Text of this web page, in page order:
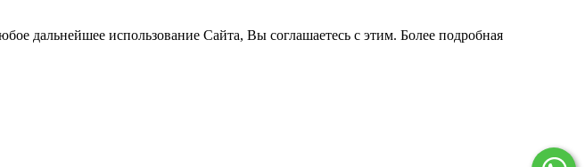
дальнейшее использование Сайта, Вы соглашаетесь с этим. Более подробная